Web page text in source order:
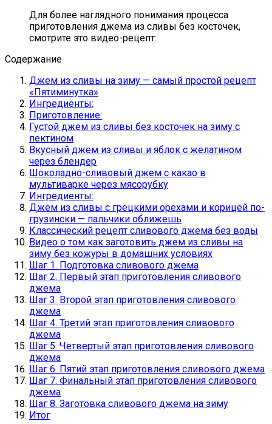
Для более наглядного понимания процесса
приготовления джема из сливы без косточек,
смотрите это видео-рецепт:
Содержание
Джем из сливы на зиму — самый простой рецепт
«Пятиминутка»
Ингредиенты:
Приготовление:
Густой джем из сливы без косточек на зиму с
пектином
Вкусный джем из сливы и яблок с желатином
через блендер
Шоколадно-сливовый джем с какао в
мультиварке через мясорубку
Ингредиенты:
Джем из сливы с грецкими орехами и корицей по-
грузински — пальчики оближешь
Классический рецепт сливового джема без воды
Видео о том как заготовить джем из сливы на
зиму без кожуры в домашних условиях
Шаг 1. Подготовка сливового джема
Шаг 2. Первый этап приготовления сливового
джема
Шаг 3. Второй этап приготовления сливового
джема
Шаг 4. Третий этап приготовления сливового
джема
Шаг 5. Четвертый этап приготовления сливового
джема
Шаг 6. Пятий этап приготовления сливового джема
Шаг 7. Финальный этап приготовления сливового
джема
Шаг 8. Заготовка сливового джема на зиму
Итог